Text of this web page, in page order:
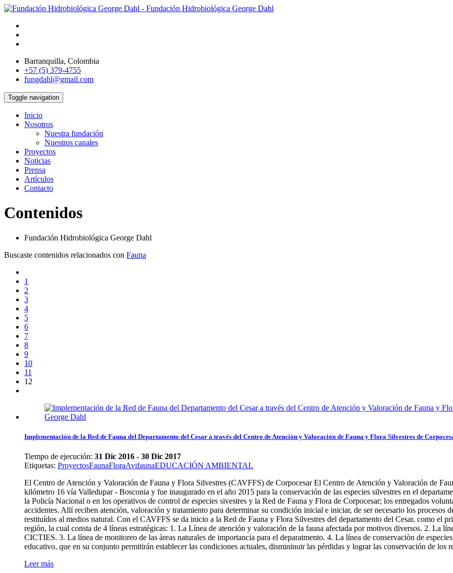
Barranquilla, Colombia
+57 (5) 379-4755
fungdahl@gmail.com
Toggle navigation
Inicio
Nosotros
Nuestra fundación
Nuestros canales
Proyectos
Noticias
Prensa
Artículos
Contacto
Contenidos
Fundación Hidrobiológica George Dahl
Buscaste contenidos relacionados con Fauna
1
2
3
4
5
6
7
8
9
10
11
12
Implementación de la Red de Fauna del Departamento del Cesar a través del Centro de Atención y Valoración de Fauna y Flora Silvestres de
Tiempo de ejecución: 31 Dic 2016 - 30 Dic 2017
Etiquetas: ProyectosFaunaFloraAvifaunaEDUCACIÓN AMBIENTAL
El Centro de Atención y Valoración de Fauna y Flora Silvestres (CAVFFS) de Corpocesar El Centro de Atención y Valoración de
kilómetro 16 vía Valledupar - Bosconia y fue inaugurado en el año 2015 para la conservación de las especies silvestres en el
la Policía Nacional o en los operativos de control de especies sivestres y la Red de Fauna y Flora de Corpocesar; los entregados
accidentes. Allí reciben atención, valoración y tratamiento para determinar su condición inicial e iniciar, de ser necesario los procesos
restituídos al medios natural. Con el CAVFFS se da inicio a la Red de Fauna y Flora Silvestres del departamento del Cesar, como el
región, la cual consta de 4 líneas estratégicas: 1. La Línea de atención y valoración de la fauna afectada por motivos diversos. 2. La
CICTIES. 3. La línea de monitoreo de las àreas naturales de importancia para el deparatmento. 4. La línea de conservaciòn de
educativo, que en su conjunto permitirán establecer las condiciones actuales, dismininuir las pérdidas y lograr las conservación de los
Leer más